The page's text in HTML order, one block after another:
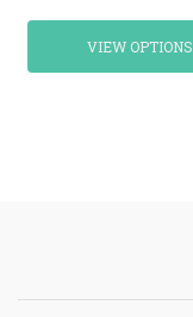
VIEW OPTIONS